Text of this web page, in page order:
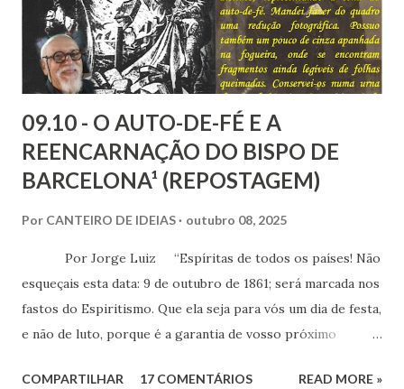
09.10 - O AUTO-DE-FÉ E A
REENCARNAÇÃO DO BISPO DE
BARCELONA¹ (REPOSTAGEM)
Por CANTEIRO DE IDEIAS outubro 08, 2025
Por Jorge Luiz “Espíritas de todos os países! Não
esqueçais esta data: 9 de outubro de 1861; será marcada nos
fastos do Espiritismo. Que ela seja para vós um dia de festa,
e não de luto, porque é a garantia de vosso próximo
quatro anos passados do Auto-de-Fé de Barcelona, um dos
COMPARTILHAR 17 COMENTÁRIOS READ MORE »